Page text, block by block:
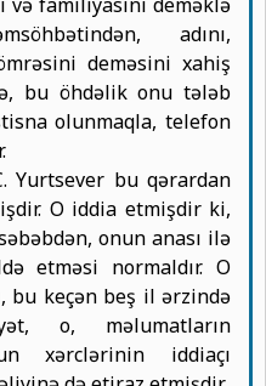
adını,
deməsini xahiş
bu öhdəlik onu tələb
olunmaqla, telefon
Yurtsever bu qərardan
O iddia etmişdir ki,
onun anası ilə
etməsi normaldır. O
bu keçən beş il ərzində
o, məlumatların
xərclərinin iddiaçı